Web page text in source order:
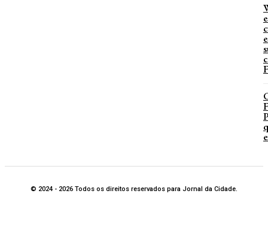
© 2024 - 2026 Todos os direitos reservados para Jornal da Cidade.